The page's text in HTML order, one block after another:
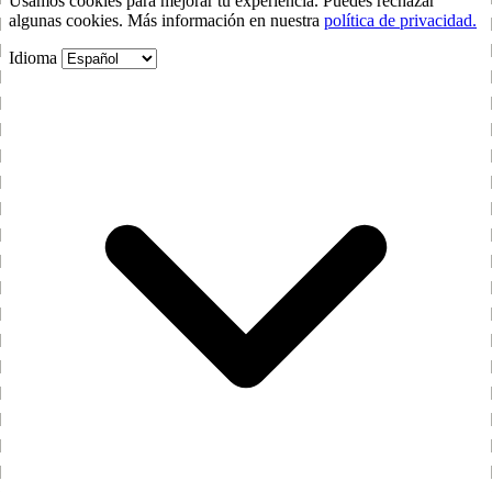
algunas cookies. Más información en nuestra política de privacidad.
Idioma